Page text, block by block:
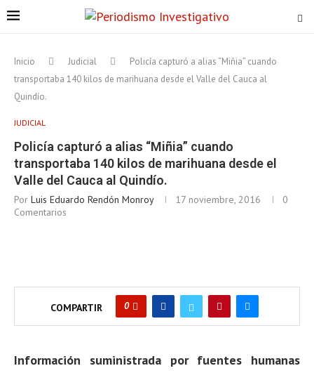
Inicio Judicial
Policía capturó a alias “Miñia” cuando
transportaba 140 kilos de marihuana desde el Valle del Cauca al
Quindío.
JUDICIAL
Policía capturó a alias “Miñia” cuando
transportaba 140 kilos de marihuana desde el
Valle del Cauca al Quindío.
Por Luis Eduardo Rendón Monroy 17 noviembre, 2016
0
Comentarios
COMPARTIR 0
Información suministrada por fuentes humanas